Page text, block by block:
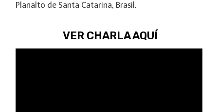
Planalto de Santa Catarina, Brasil.
VER CHARLA AQUÍ